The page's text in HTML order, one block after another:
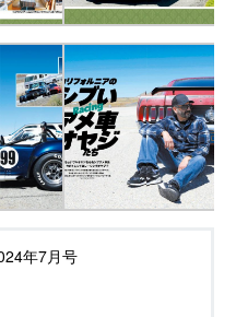
年7月号